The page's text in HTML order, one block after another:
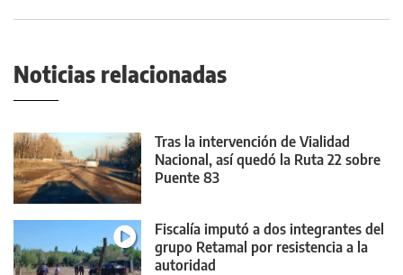
Noticias relacionadas
Tras la intervención de Vialidad
Nacional, así quedó la Ruta 22 sobre
Puente 83
Fiscalía imputó a dos integrantes del
grupo Retamal por resistencia a la
autoridad